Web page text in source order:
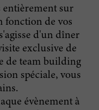
entièrement sur
fonction de vos
d'un dîner
exclusive de
de team building
spéciale, vous
évènement à